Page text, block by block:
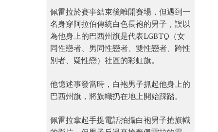
佩雷拉於賽事結束後離開賽場，但遇到一
名身穿阿拉伯傳統白色長袍的男子，誤以
為他身上的巴西州旗是代表LGBTQ（女
同性戀者、男同性戀者、雙性戀者、跨性
別者、疑性戀）社區的彩虹旗。
他憶述事發當時，白袍男子抓起他身上的
巴西州旗，將旗幟扔在地上開始踩踏。
佩雷拉拿起手提電話拍攝白袍男子搶旗幟